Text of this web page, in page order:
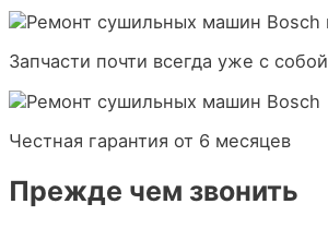
Запчасти почти всегда уже с собой
Честная гарантия от 6 месяцев
Прежде чем звонить